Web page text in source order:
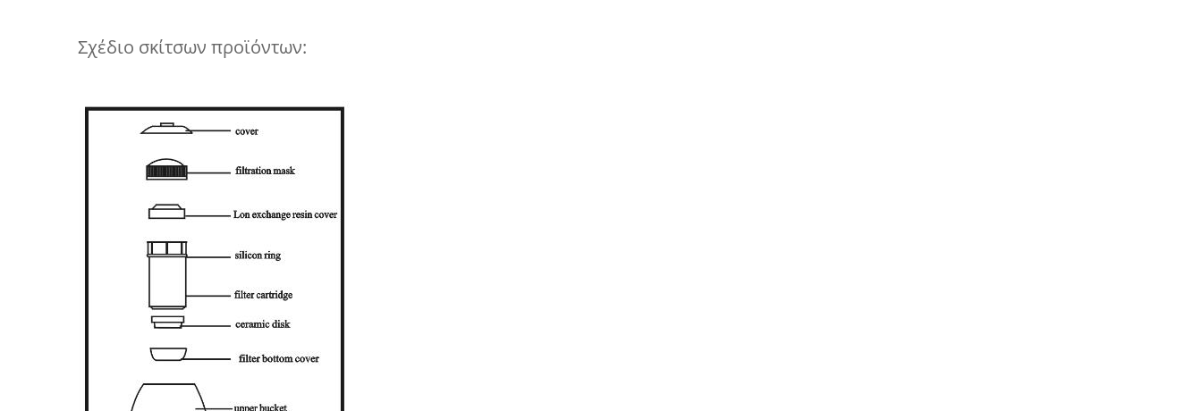
Σχέδιο σκίτσων προϊόντων: